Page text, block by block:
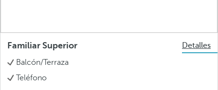
Familiar Superior
Detalles
Balcón/Terraza
Teléfono